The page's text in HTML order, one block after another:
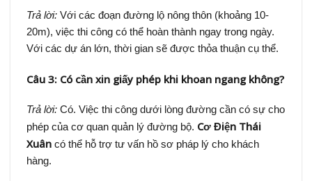
Trả lời:Với các đoạn đường lộ nông thôn (khoảng 10-
20m), việc thi công có thể hoàn thành ngay trong ngày.
Với các dự án lớn, thời gian sẽ được thỏa thuận cụ thể.
Câu 3: Có cần xin giấy phép khi khoan ngang không?
Trả lời:Có. Việc thi công dưới lòng đường cần có sự cho
phép của cơ quan quản lý đường bộ. Cơ Điện Thái
Xuâncó thể hỗ trợ tư vấn hồ sơ pháp lý cho khách
hàng.